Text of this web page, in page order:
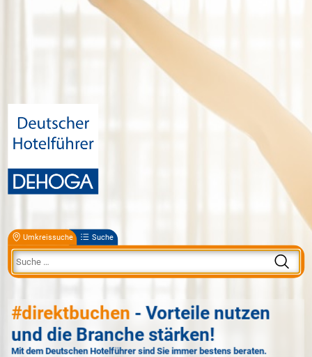
Umkreissuche Suche
#direktbuchen - Vorteile nutzen
und die Branche stärken!
Mit dem Deutschen Hotelführer sind Sie immer bestens beraten.